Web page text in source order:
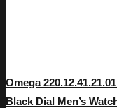
Omega
Black Dial Men’s